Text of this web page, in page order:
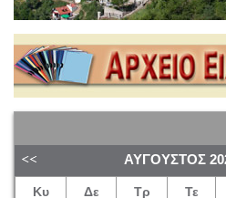
ΑΎΓΟΥΣΤΟΣ
Κυ Δε Τρ Τε